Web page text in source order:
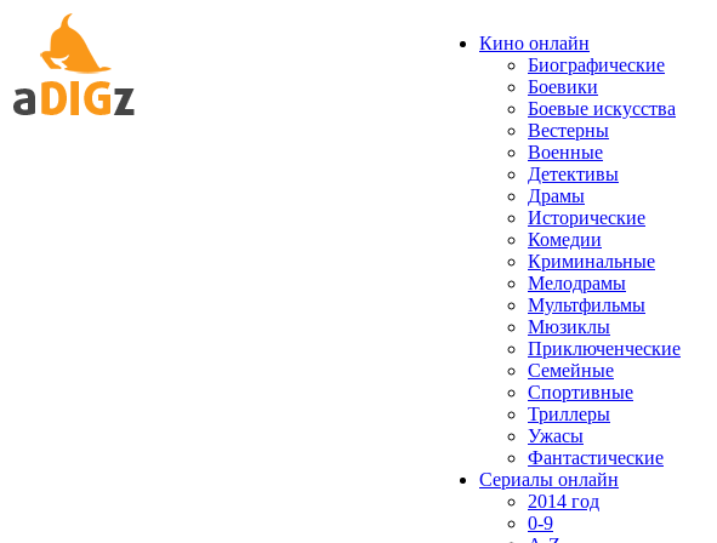
Кино онлайн
Биографические
Боевики
Боевые искусства
Вестерны
Военные
Детективы
Драмы
Исторические
Комедии
Криминальные
Мелодрамы
Мультфильмы
Мюзиклы
Приключенческие
Семейные
Спортивные
Триллеры
Ужасы
Фантастические
Сериалы онлайн
2014 год
0-9